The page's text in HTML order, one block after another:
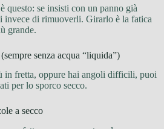
questo: se insisti con un panno già
invece di rimuoverli. Girarlo è la fatica
grande.
senza acqua “liquida”)
in fretta, oppure hai angoli difficili, puoi
per lo sporco secco.
a secco